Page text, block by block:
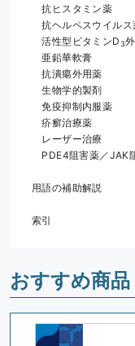
抗ヒスタミン薬
抗ヘルペスウイルス
活性型ビタミンD3
亜鉛華軟膏
抗潰瘍外用薬
生物学的製剤
免疫抑制内服薬
疥癬治療薬
レーザー治療
PDE4阻害薬／JAK
用語の補助解説
索引
おすすめ商品